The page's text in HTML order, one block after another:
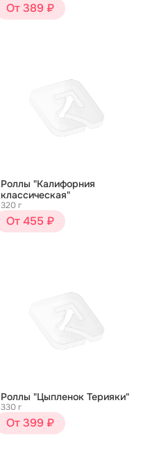
От 389 ₽
Роллы "Калифорния
классическая"
320 г
От 455 ₽
Роллы "Цыпленок Терияки"
330 г
От 399 ₽